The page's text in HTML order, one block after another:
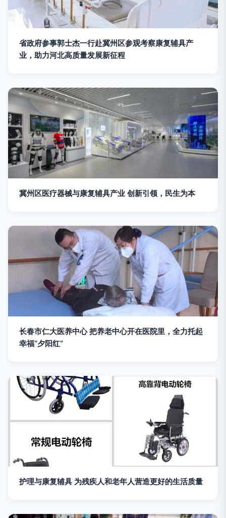
省政府参事郭士杰一行赴冀州区参观考察康复辅具产
业，助力河北高质量发展新征程
冀州区医疗器械与康复辅具产业 创新引领，民生为本
长春市仁大医养中心 把养老中心开在医院里，全力托起
幸福“夕阳红”
护理与康复辅具 为残疾人和老年人营造更好的生活质量